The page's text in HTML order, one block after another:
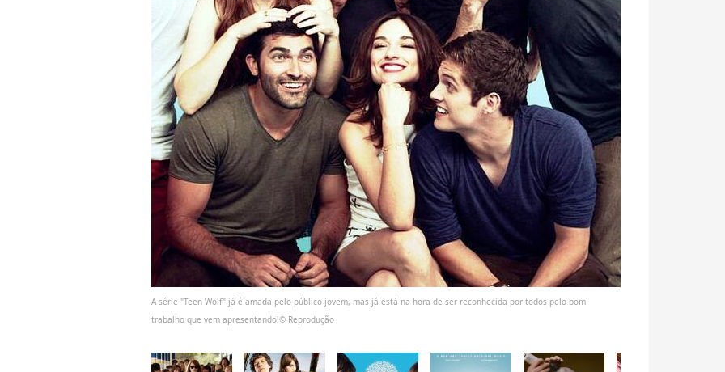
A série "Teen Wolf" já é amada pelo público jovem, mas já está na hora de ser reconhecida por todos pelo bom
trabalho que vem apresentando!© Reprodução